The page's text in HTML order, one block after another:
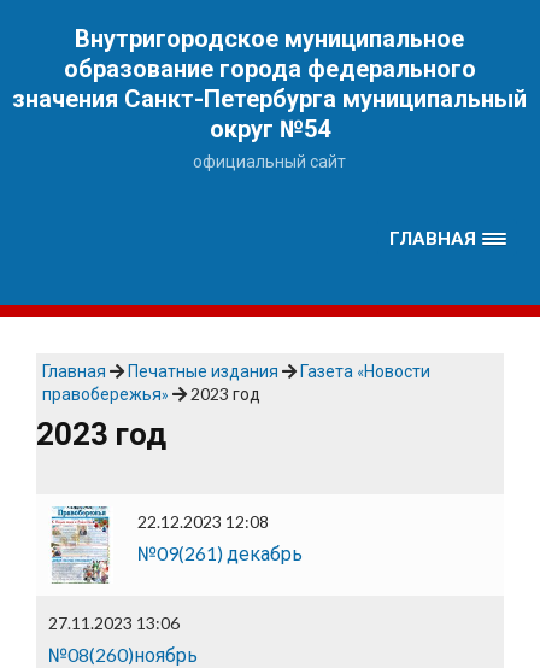
Внутригородское муниципальное
образование города федерального
значения Санкт-Петербурга муниципальный
округ №54
официальный сайт
ГЛАВНАЯ
Главная Печатные издания
Газета «Новости
правобережья»
2023 год
2023 год
22.12.2023 12:08
№09(261) декабрь
27.11.2023 13:06
№08(260)ноябрь